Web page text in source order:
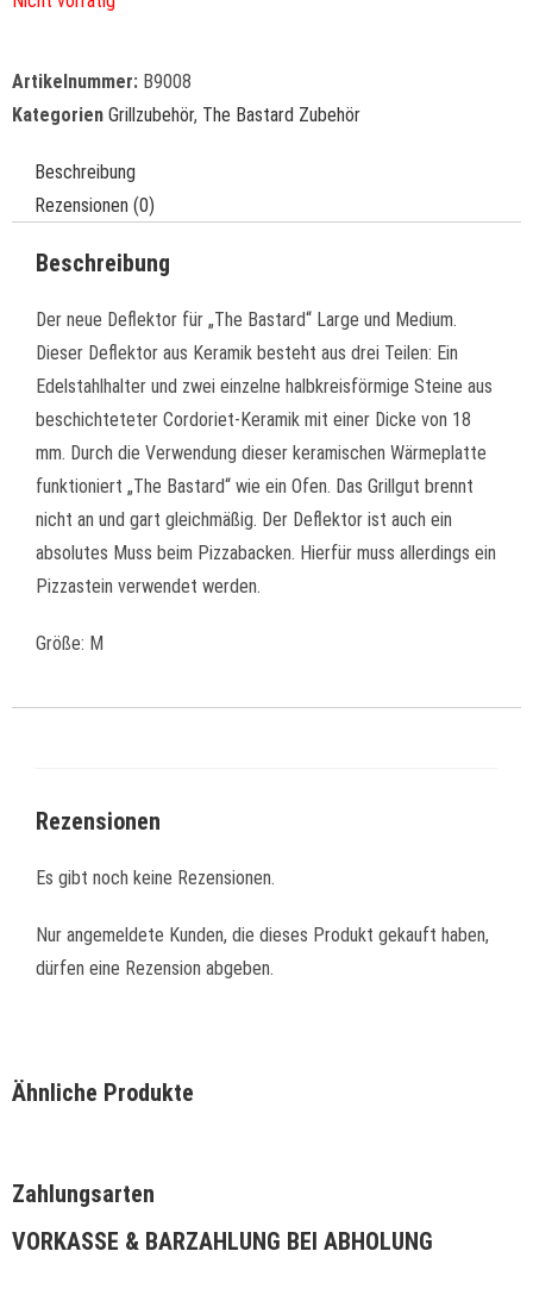
Artikelnummer: B9008
Kategorien Grillzubehör, The Bastard Zubehör
Beschreibung
Rezensionen (0)
Beschreibung
Der neue Deflektor für „The Bastard“ Large und Medium.
Dieser Deflektor aus Keramik besteht aus drei Teilen: Ein
Edelstahlhalter und zwei einzelne halbkreisförmige Steine aus
beschichteteter Cordoriet-Keramik mit einer Dicke von 18
mm. Durch die Verwendung dieser keramischen Wärmeplatte
funktioniert „The Bastard“ wie ein Ofen. Das Grillgut brennt
nicht an und gart gleichmäßig. Der Deflektor ist auch ein
absolutes Muss beim Pizzabacken. Hierfür muss allerdings ein
Pizzastein verwendet werden.
Größe: M
Rezensionen
Es gibt noch keine Rezensionen.
Nur angemeldete Kunden, die dieses Produkt gekauft haben,
dürfen eine Rezension abgeben.
Ähnliche Produkte
Zahlungsarten
VORKASSE & BARZAHLUNG BEI ABHOLUNG